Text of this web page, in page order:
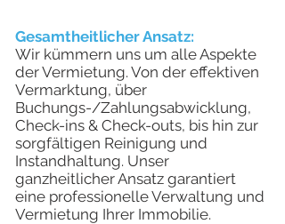
Gesamtheitlicher Ansatz:
Wir kümmern uns um alle Aspekte
der Vermietung. Von der effektiven
Vermarktung, über
Buchungs-/Zahlungsabwicklung,
Check-ins & Check-outs, bis hin zur
sorgfältigen Reinigung und
Instandhaltung. Unser
ganzheitlicher Ansatz garantiert
eine professionelle Verwaltung und
Vermietung Ihrer Immobilie.